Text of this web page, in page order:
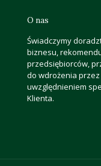
O nas
Świadczymy
biznesu,
przedsiębiorców,
do wdrożenia
uwzględnieniem
Klienta.